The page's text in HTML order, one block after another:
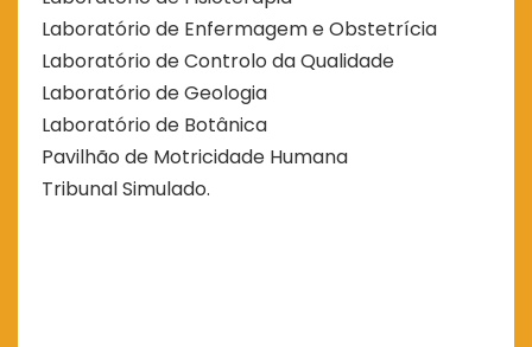
Laboratório de Enfermagem e Obstetrícia
Laboratório de Controlo da Qualidade
Laboratório de Geologia
Laboratório de Botânica
Pavilhão de Motricidade Humana
Tribunal Simulado.